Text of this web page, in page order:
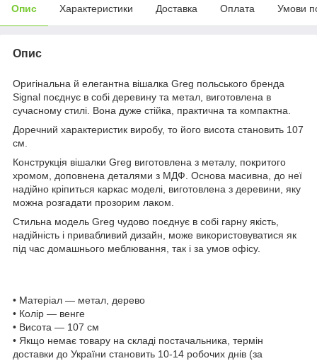
Опис Характеристики Доставка Оплата Умови
Опис
Оригінальна й елегантна вішалка Greg польського бренда
Signal поєднує в собі деревину та метал, виготовлена в
сучасному стилі. Вона дуже стійка, практична та компактна.
Доречний характеристик виробу, то його висота становить 107
см.
Конструкція вішалки Greg виготовлена з металу, покритого
хромом, доповнена деталями з МДФ. Основа масивна, до неї
надійно кріпиться каркас моделі, виготовлена з деревини, яку
можна розгадати прозорим лаком.
Стильна модель Greg чудово поєднує в собі гарну якість,
надійність і привабливий дизайн, може використовуватися як
під час домашнього меблювання, так і за умов офісу.
• Матеріал — метал, дерево
• Колір — венге
• Висота — 107 см
• Якщо немає товару на складі постачальника, термін
доставки до України становить 10-14 робочих днів (за